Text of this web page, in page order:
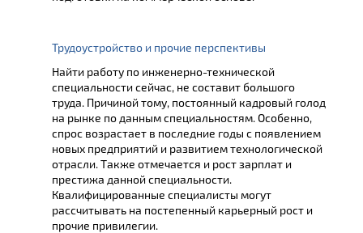
Трудоустройство и прочие перспективы
Найти работу по инженерно-технической
специальности сейчас, не составит большого
труда. Причиной тому, постоянный кадровый голод
на рынке по данным специальностям. Особенно,
спрос возрастает в последние годы с появлением
новых предприятий и развитием технологической
отрасли. Также отмечается и рост зарплат и
престижа данной специальности.
Квалифицированные специалисты могут
рассчитывать на постепенный карьерный рост и
прочие привилегии.